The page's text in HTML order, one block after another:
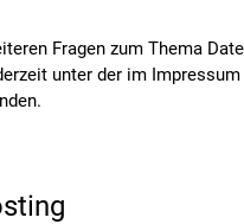
Fragen zum Thema
unter der im Impressum